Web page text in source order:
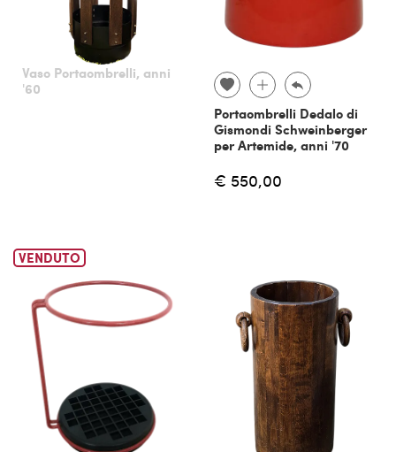
Vaso Portaombrelli, anni
'60
Portaombrelli Dedalo di
Gismondi Schweinberger
per Artemide, anni '70
€ 550,00
VENDUTO